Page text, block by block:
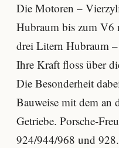
Die Motoren –
Hubraum bis zum V6
drei Litern Hubraum –
Ihre Kraft floss über
Die Besonderheit
Bauweise mit dem an
Getriebe. Porsche-
924/944/968 und 928.